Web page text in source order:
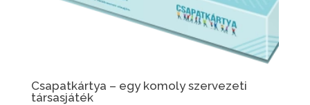
Csapatkártya – egy komoly szervezeti
társasjáték